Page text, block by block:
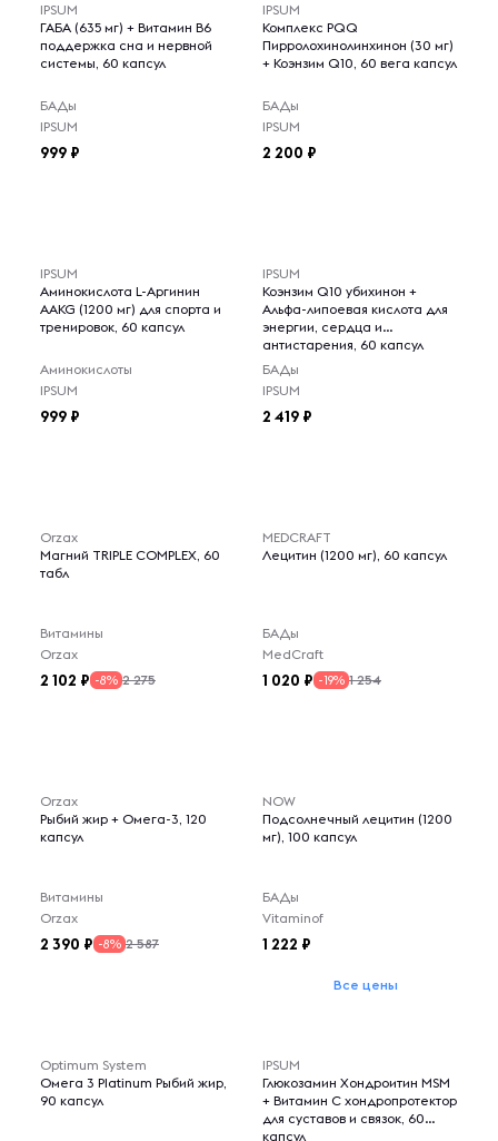
IPSUM
ГАБА (635 мг) + Витамин B6
поддержка сна и нервной
системы, 60 капсул
БАДы
IPSUM
999
IPSUM
Комплекс PQQ
Пирролохинолинхинон (30 мг)
+ Коэнзим Q10, 60 вега капсул
БАДы
IPSUM
2 200
IPSUM
Аминокислота L-Аргинин
AAKG (1200 мг) для спорта и
тренировок, 60 капсул
Аминокислоты
IPSUM
999
IPSUM
Коэнзим Q10 убихинон +
Альфа-липоевая кислота для
энергии, сердца и
антистарения, 60 капсул
БАДы
IPSUM
2 419
Orzax
Магний TRIPLE COMPLEX, 60
табл
Витамины
Orzax
2 102 -8% 2 275
MEDCRAFT
Лецитин (1200 мг), 60 капсул
БАДы
MedCraft
1 020 -19% 1 254
Orzax
Рыбий жир + Омега-3, 120
капсул
Витамины
Orzax
2 390 -8% 2 587
NOW
Подсолнечный лецитин (1200
мг), 100 капсул
БАДы
Vitaminof
1 222
Все цены
Optimum System
Омега 3 Platinum Рыбий жир,
90 капсул
IPSUM
Глюкозамин Хондроитин MSM
+ Витамин C хондропротектор
для суставов и связок, 60
капсул